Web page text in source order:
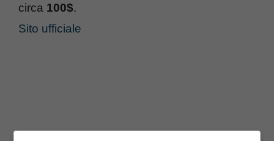
circa 100$.
Sito ufficiale